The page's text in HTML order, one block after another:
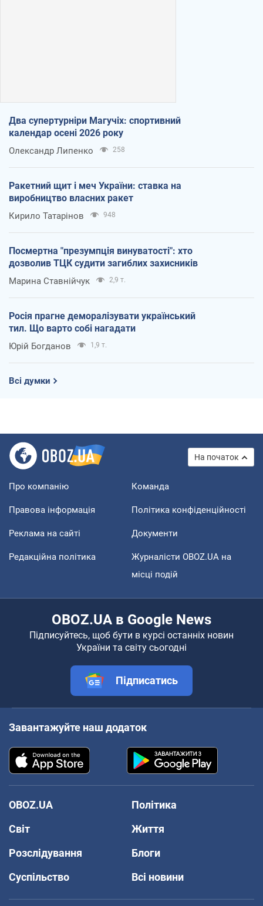
Два супертурніри Магучіх: спортивний
календар осені 2026 року
Олександр Липенко 258
Ракетний щит і меч України: ставка на
виробництво власних ракет
Кирило Татарінов 948
Посмертна "презумпція винуватості": хто
дозволив ТЦК судити загиблих захисників
Марина Ставнійчук 2,9 т.
Росія прагне деморалізувати український
тил. Що варто собі нагадати
Юрій Богданов 1,9 т.
Всі думки
На початок
Про компанію Команда
Правова інформація Політика конфіденційності
Реклама на сайті Документи
Редакційна політика
Журналісти OBOZ.UA на
місці подій
OBOZ.UA в Google News
Підписуйтесь, щоб бути в курсі останніх новин
України та світу сьогодні
Підписатись
Завантажуйте наш додаток
OBOZ.UA
Політика
Світ
Життя
Розслідування
Блоги
Суспільство
Всі новини